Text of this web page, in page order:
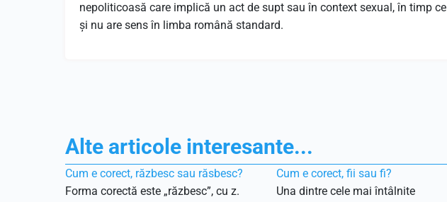
nepoliticoasă care implică un act de supt sau în context sexual, în timp ce
și nu are sens în limba română standard.
Alte articole interesante...
Cum e corect, răzbesc sau răsbesc?
Forma corectă este „răzbesc”, cu z.
Cum e corect, fii sau fi?
Una dintre cele mai întâlnite